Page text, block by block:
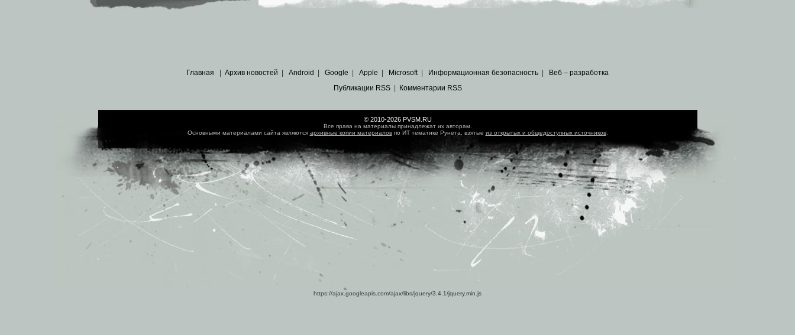
Главная Архив новостей Android Google Apple Microsoft| Информационная безопасность
Веб – разработка
Публикации RSS| Комментарии RSS
© 2010-2026 PVSM.RU
Все права на материалы принадлежат их авторам.
Основными материалами сайта являются архивные копии материаловпо ИТ тематике Рунета, взятые из открытых и общедоступных источников.
https://ajax.googleapis.com/ajax/libs/jquery/3.4.1/jquery.min.js